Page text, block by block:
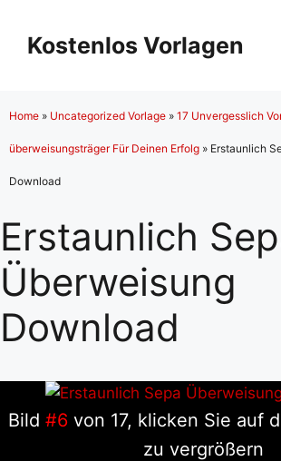
Inhalt
springen
Kostenlos Vorlagen
Home » Uncategorized Vorlage » 17 Unvergesslich
überweisungsträger Für Deinen Erfolg » Erstaunlich
Download
Erstaunlich
Überweisung
Download
Bild #6von 17, klicken Sie auf
zu vergrößern